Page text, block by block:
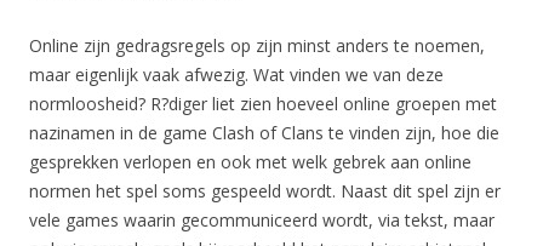
Online zijn gedragsregels op zijn minst anders te noemen,
maar eigenlijk vaak afwezig. Wat vinden we van deze
normloosheid? R?diger liet zien hoeveel online groepen met
nazinamen in de game Clash of Clans te vinden zijn, hoe die
gesprekken verlopen en ook met welk gebrek aan online
normen het spel soms gespeeld wordt. Naast dit spel zijn er
vele games waarin gecommuniceerd wordt, via tekst, maar